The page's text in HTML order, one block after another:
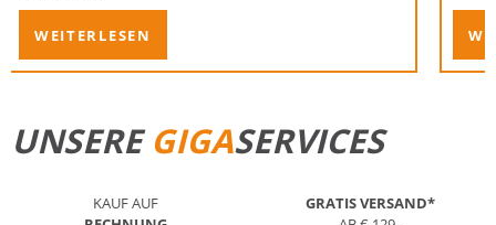
WEITERLESEN
UNSEREGIGASERVICES
KAUF AUF
GRATIS VERSAND*